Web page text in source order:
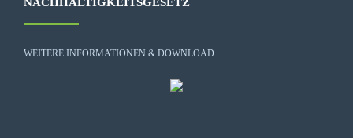
WEITERE INFORMATIONEN & DOWNLOAD